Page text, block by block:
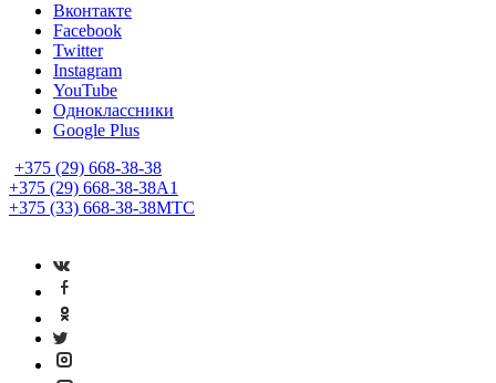
Вконтакте
Facebook
Twitter
Instagram
YouTube
Одноклассники
Google Plus
+375 (29) 668-38-38
+375 (29) 668-38-38A1
+375 (33) 668-38-38МТС